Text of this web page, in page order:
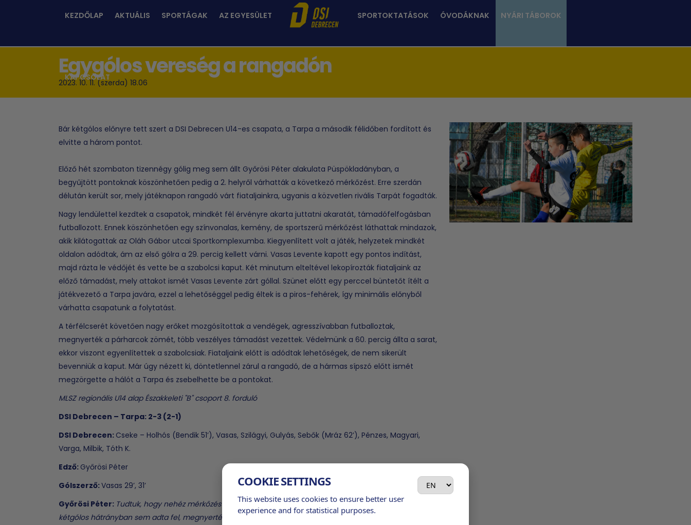
KEZDŐLAP AKTUÁLIS SPORTÁGAK AZ EGYESÜLET SPORTOKTATÁSOK ÓVODÁKNAK NYÁRI TÁBOROK
KAPCSOLAT
Egygólos vereség a rangadón
2023. 10. 11. (szerda) 18.06
Bár kétgólos előnyre tett szert a DSI Debrecen U14-es csapata, a Tarpa a második félidőben fordított és
elvitte a három pontot.
Előző hét szombaton tizennégy gólig meg sem állt Győrösi Péter alakulata Püspökladányban, a
begyűjtött pontoknak köszönhetően pedig a 2. helyről várhatták a következő mérkőzést. Erre szerdán
délután került sor, mely játéknapon rangadó várt fiataljainkra, ugyanis a közvetlen rivális Tarpát fogadták.
Nagy lendülettel kezdtek a csapatok, mindkét fél érvényre akarta juttatni akaratát, támadófelfogásban
futballozott. Ennek köszönhetően egy színvonalas, kemény, de sportszerű mérkőzést láthattak mindazok,
akik kilátogattak az Oláh Gábor utcai Sportkomplexumba. Kiegyenlített volt a játék, helyzetek mindkét
oldalon adódtak, ám az első gólra a 29. percig kellett várni. Vasas Levente kapott egy pontos indítást,
majd rázta le védőjét és vette be a szabolcsi kaput. Két minutum elteltével lekopírozták fiataljaink az
előző támadást, mely attakot ismét Vasas Levente zárt góllal. Szünet előtt egy perccel büntetőt ítélt a
játékvezető a Tarpa javára, ezzel a lehetőséggel pedig éltek is a piros-fehérek, így minimális előnyből
várhatta csapatunk a folytatást.
A térfélcserét követően nagy erőket mozgósítottak a vendégek, agresszívabban futballoztak,
megnyerték a párharcok zömét, több veszélyes támadást vezettek. Védelmünk a 60. percig állta a sarat,
ekkor viszont egyenlítettek a szabolcsiak. Fiataljaink előtt is adódtak lehetőségek, de nem sikerült
bevenniük a kaput. Már úgy nézett ki, döntetlennel zárul a rangadó, de a hármas sípszó előtt ismét
megzörgette a hálót a Tarpa és zsebelhette be a pontokat.
MLSZ regionális U14 alap Északkeleti "B" csoport 8. forduló
DSI Debrecen – Tarpa: 2-3 (2-1)
DSI Debrecen: Cseke – Holhós (Bendik 51’), Vasas, Szilágyi, Gulyás, Sebők (Mráz 62’), Pénzes, Magyari,
Varga, Milbik, Tóth K.
Edző: Győrösi Péter
Gólszerző:Vasas 29’, 31’
Győrösi Péter: Tudtuk, hogy nehéz mérkőzés vár ránk, ez be is bizonyosodott a mai rangadón, ellenfelünk
kétgólos hátrányban sem adta fel, megnyerték a párharcokat és végül fordítottak. Egy kiélezett meccsen
COOKIE SETTINGS
This website uses cookies to ensure better user
experience and for statistical purposes.